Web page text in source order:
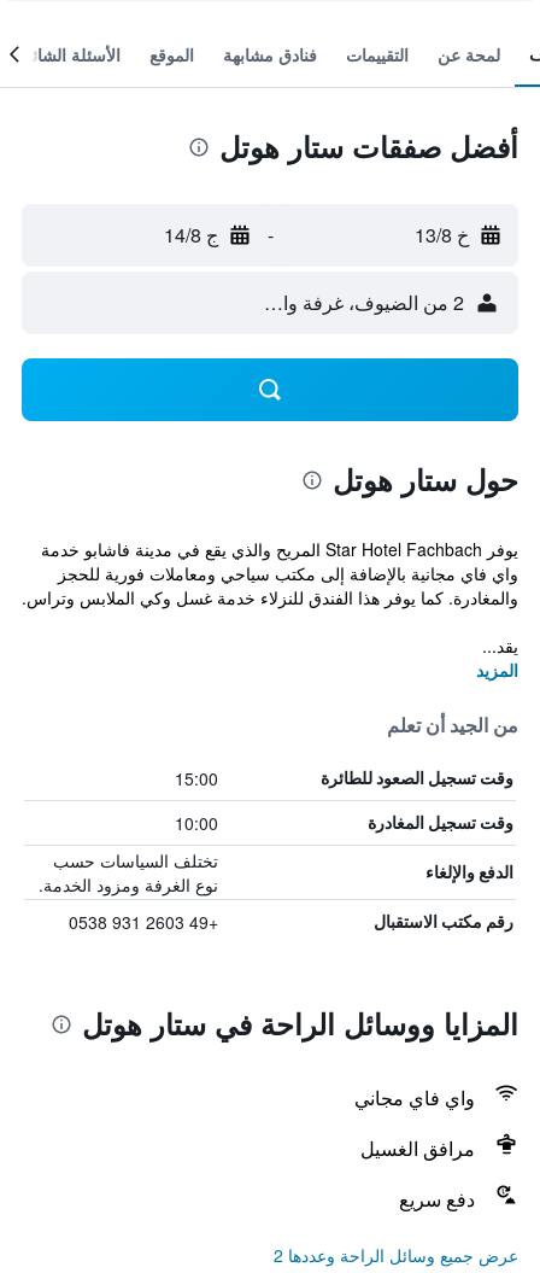
لمحة عن التقييمات فنادق مشابهة الموقع الأسئلة الشائعة
أفضل صفقات ستار هوتل
خ 13/8 - ج 14/8
2 من الضيوف، غرفة واحدة
حول ستار هوتل
يوفر Star Hotel Fachbach المريح والذي يقع في مدينة فاشابو خدمة
واي فاي مجانية بالإضافة إلى مكتب سياحي ومعاملات فورية للحجز
والمغادرة. كما يوفر هذا الفندق للنزلاء خدمة غسل وكي الملابس وتراس.
يقد...
المزيد
من الجيد أن تعلم
وقت تسجيل الصعود للطائرة 15:00
وقت تسجيل المغادرة 10:00
الدفع والإلغاء
تختلف السياسات حسب
نوع الغرفة ومزود الخدمة.
رقم مكتب الاستقبال +49 2603 931 0538
المزايا ووسائل الراحة في ستار هوتل
واي فاي مجاني
مرافق الغسيل
دفع سريع
عرض جميع وسائل الراحة وعددها 2